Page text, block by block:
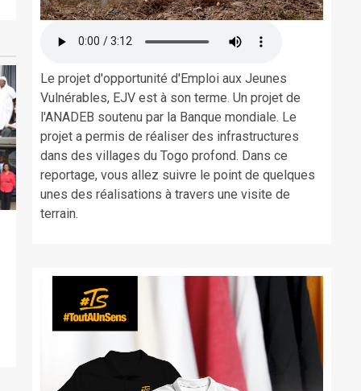
Le projet d'opportunité d'Emploi aux Jeunes
Vulnérables, EJV est à son terme. Un projet de
l'ANADEB soutenu par la Banque mondiale. Le
projet a permis de réaliser des infrastructures
dans des villages du Togo profond. Dans ce
reportage, vous allez suivre le point de quelques
unes des réalisations à travers une visite de
terrain.